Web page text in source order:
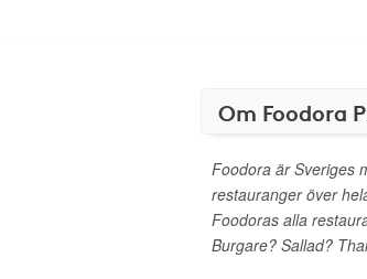
Om Foodora
Foodora är Sveriges
restauranger över
Foodoras alla
Burgare? Sallad?